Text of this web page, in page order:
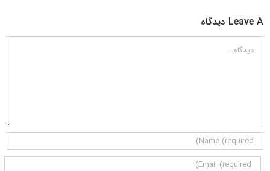
Leave A دیدگاه
دیدگاه